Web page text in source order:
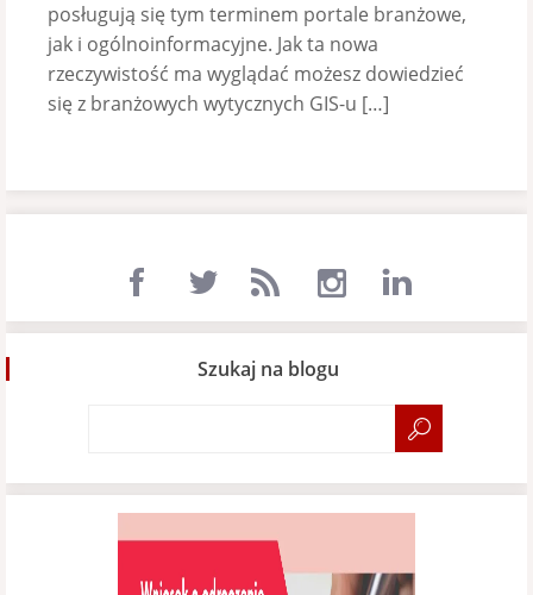
posługują się tym terminem portale branżowe,
jak i ogólnoinformacyjne. Jak ta nowa
rzeczywistość ma wyglądać możesz dowiedzieć
się z branżowych wytycznych GIS-u […]
Szukaj na blogu